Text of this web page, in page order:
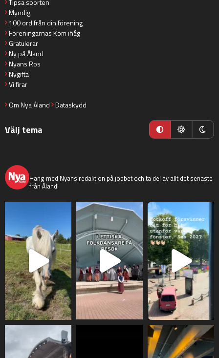
Tipsa sporten
Myndig
100 ord från din förening
Föreningarnas Kom ihåg
Gratulerar
Ny på Åland
Nyans Ros
Nygifta
Vi firar
Om Nya Åland Dataskydd
Välj tema
Häng med Nyans redaktion på jobbet och ta del av allt det senaste
från Åland!